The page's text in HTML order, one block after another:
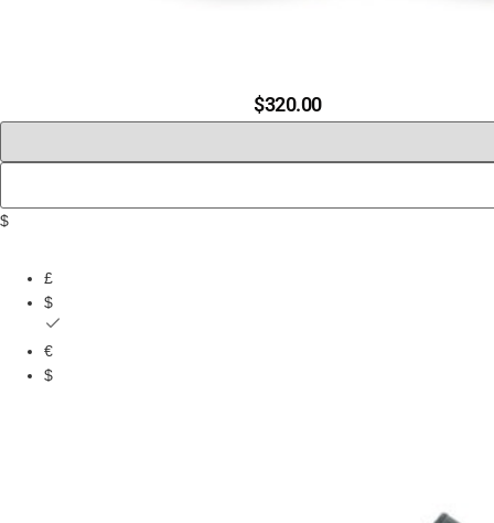
$320.00
$
£
$
€
$